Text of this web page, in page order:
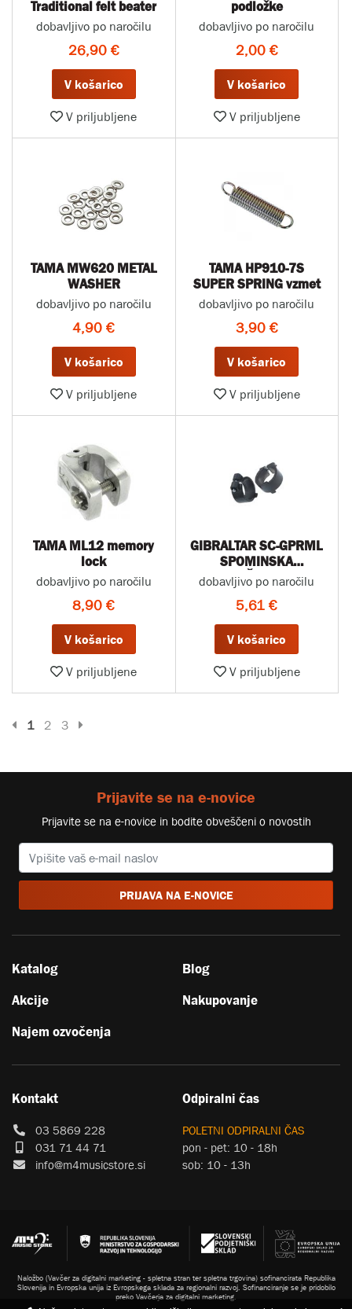
Traditional felt beater
dobavljivo po naročilu
26,90 €
V košarico
V priljubljene
podložke
dobavljivo po naročilu
2,00 €
V košarico
V priljubljene
TAMA MW620 METAL
WASHER
dobavljivo po naročilu
4,90 €
V košarico
V priljubljene
TAMA HP910-7S
SUPER SPRING vzmet
dobavljivo po naročilu
3,90 €
V košarico
V priljubljene
TAMA ML12 memory
lock
dobavljivo po naročilu
8,90 €
V košarico
V priljubljene
GIBRALTAR SC-GPRML
SPOMINSKA
KLJUČAVNICA
dobavljivo po naročilu
5,61 €
V košarico
V priljubljene
Prejšnja stran
1 2 3
Prijavite se na e-novice
Prijavite se na e-novice in bodite obveščeni o novostih
PRIJAVA NA E-NOVICE
Katalog
Akcije
Najem ozvočenja
Blog
Nakupovanje
Kontakt
03 5869 228
031 71 44 71
info@m4musicstore.si
Odpiralni čas
POLETNI ODPIRALNI ČAS
pon - pet: 10 - 18h
sob: 10 - 13h
Naložbo (Vavčer za digitalni marketing - spletna stran ter spletna trgovina) sofinancirata Republika
Slovenija in Evropska unija iz Evropskega sklada za regionalni razvoj. Sofinanciranje se je pridobilo
preko Vavčerja za digitalni marketing.